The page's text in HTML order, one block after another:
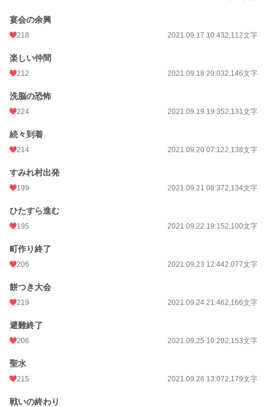
宴会の余興
218 2021.09.17 10:432,112文字
楽しい仲間
212 2021.09.18 20:032,146文字
洗脳の恐怖
224 2021.09.19 19:352,131文字
続々到着
214 2021.09.20 07:122,138文字
すみれ村出発
199 2021.09.21 08:372,134文字
ひたすら進む
195 2021.09.22 19:152,100文字
町作り終了
206 2021.09.23 12:442,077文字
餅つき大会
219 2021.09.24 21:462,166文字
避難終了
206 2021.09.25 10:202,153文字
聖水
215 2021.09.26 13:072,179文字
戦いの終わり